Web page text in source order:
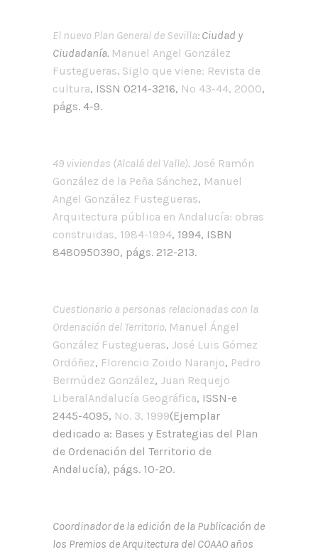
El nuevo Plan General de Sevilla: Ciudad y
Ciudadanía. Manuel Angel González
Fustegueras. Siglo que viene: Revista de
cultura, ISSN 0214-3216, Nº 43-44, 2000,
págs. 4-9.
49 viviendas (Alcalá del Valle). José Ramón
González de la Peña Sánchez, Manuel
Angel González Fustegueras.
Arquitectura pública en Andalucía: obras
construidas, 1984-1994, 1994, ISBN
8480950390, págs. 212-213.
Cuestionario a personas relacionadas con la
Ordenación del Territorio. Manuel Ángel
González Fustegueras, José Luis Gómez
Ordóñez, Florencio Zoido Naranjo, Pedro
Bermúdez González, Juan Requejo
LiberalAndalucía Geográfica, ISSN-e
2445-4095, Nº. 3, 1999(Ejemplar
dedicado a: Bases y Estrategias del Plan
de Ordenación del Territorio de
Andalucía), págs. 10-20.
Coordinador de la edición de la Publicación de
los Premios de Arquitectura del COAAO años